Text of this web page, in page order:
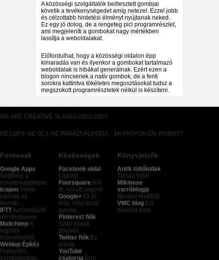
A közösségi szolgáltatók beillesztett gombjai
követik a tevékenységedet amíg netezel. Ezzel jobb
és célzottabb hirdetési élményt nyújtanak neked.
Ez egy jó dolog, de a rengeteg pici programrészlet,
ami megjeleníti a gombokat nagy mértékben
lassítja a weboldalakat.
Előfordulhat, hogy a közösségi oldalon épp
kimaradás van és ilyenkor a gombokat tartalmazó
weboldalak is hibákat generálnak. Ezért ezen a
blogon nincsenek a natív gombok, de a fenti
sorokra kattintva tökéletes megosztásokat tudsz a
megszokott programrészletek nélkül is készíteni.
WE ARE CREATIVE SLAVES 2002-2003
NE LOPJ, NE ÖLJ, NE PARÁZNÁLKODJ… MI VAGYOK ÉN, ROBOT?
Fontosak
Google Apps
Segítség a
mindennapokban.
Icojam Innen
vannak az
ikonok…
IFTTAutomatizált
mindennapok.
MailchimpA
legjobb
hírlevélküldő.
Weblap Építés
Fejlesztés,
gondoskodás,
Közösségek
Facebook oldal
Lájkolj!
Foursquare Hol
itt, hol ott vagyok.
Google+ Ez jó
lesz, még kicsit
gyerek…
Pinterest fiók
Szép képek
dögivel.
Twitter fiók Ez
pörög.
YouTube
csatorna Erre
Könyvjelzők
Antik töltőtollak
Tamás tollai
Mikmese
varróblogja
Minden textilből.
VMC blog Ezt
pénzért írom.